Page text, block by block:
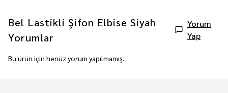
Bel Lastikli Şifon Elbise Siyah
Yorumlar
Yorum
Yap
Bu ürün için henüz yorum yapılmamış.